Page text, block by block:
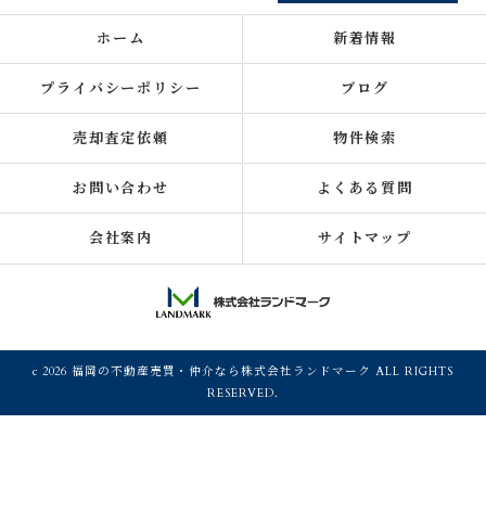
ホーム 新着情報
プライバシーポリシー ブログ
売却査定依頼 物件検索
お問い合わせ よくある質問
会社案内 サイトマップ
c 2026 福岡の不動産売買・仲介なら株式会社ランドマーク ALL RIGHTS
RESERVED.